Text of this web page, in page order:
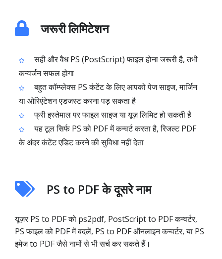
जरूरी लिमिटेशन
सही और वैध PS (PostScript) फाइल होना जरूरी है, तभी
कन्वर्जन सफल होगा
बहुत कॉम्प्लेक्स PS कंटेंट के लिए आपको पेज साइज, मार्जिन
या ओरिएंटेशन एडजस्ट करना पड़ सकता है
फ्री इस्तेमाल पर फाइल साइज या यूज़ लिमिट हो सकती है
यह टूल सिर्फ PS को PDF में कन्वर्ट करता है, रिजल्ट PDF
के अंदर कंटेंट एडिट करने की सुविधा नहीं देता
PS to PDF के दूसरे नाम
यूज़र PS to PDF को ps2pdf, PostScript to PDF कन्वर्टर,
PS फाइल को PDF में बदलें, PS to PDF ऑनलाइन कन्वर्टर, या PS
इमेज to PDF जैसे नामों से भी सर्च कर सकते हैं।